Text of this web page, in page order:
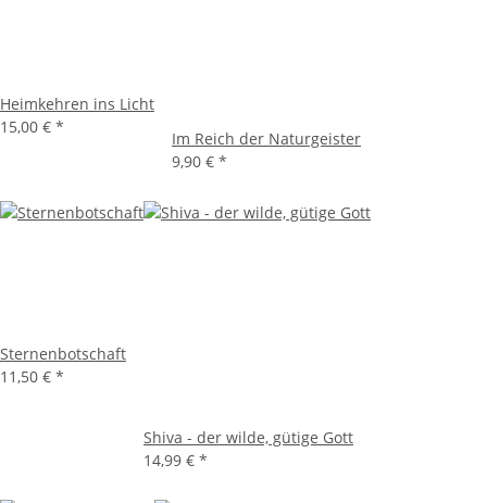
Heimkehren ins Licht
15,00 € *
Im Reich der Naturgeister
9,90 € *
Sternenbotschaft
11,50 € *
Shiva - der wilde, gütige Gott
14,99 € *